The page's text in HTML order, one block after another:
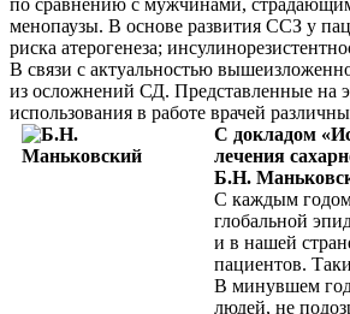
менопаузы. В основе развития ССЗ у
риска атерогенеза;
В связи с актуальностью
из осложнений СД. Представленные на
использования в работе врачей
С докладом
лечения
Б.Н.
С каждым годом
глобальной
и в нашей
пациентов.
В минувшем
людей, не